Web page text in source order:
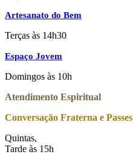
Artesanato do Bem
Terças às 14h30
Espaço Jovem
Domingos às 10h
Atendimento Espiritual
Conversação Fraterna e Passes
Quintas,
Tarde às 15h